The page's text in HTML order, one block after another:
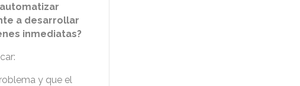
a desarrollar
inmediatas?
y que el